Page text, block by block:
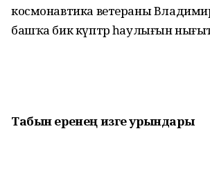
космонавтика ветераны
башҡа бик күптәр һаулығын
Табын еренеңизге урындары